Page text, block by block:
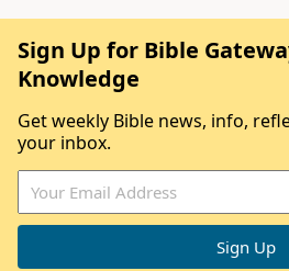
Sign Up for Bible
Knowledge
Get weekly Bible news, info,
your inbox.